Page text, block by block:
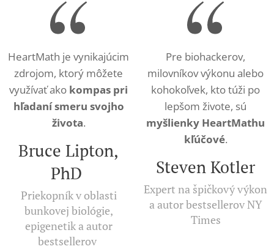
HeartMath je vynikajúcim
zdrojom, ktorý môžete
využívať ako kompas pri
hľadaní smeru svojho
života.
Bruce Lipton,
PhD
Priekopník v oblasti
bunkovej biológie,
epigenetik a autor
bestsellerov
Pre biohackerov,
milovníkov výkonu alebo
kohokoľvek, kto túži po
lepšom živote, sú
myšlienky HeartMathu
kľúčové.
Steven Kotler
Expert na špičkový výkon
a autor bestsellerov NY
Times